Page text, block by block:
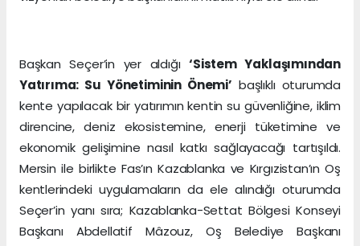
Başkan Seçer’in yer aldığı‘Sistem Yaklaşımından
Yatırıma: Su Yönetiminin Önemi’ başlıklı oturumda
kente yapılacak bir yatırımın kentin su güvenliğine, iklim
direncine, deniz ekosistemine, enerji tüketimine ve
ekonomik gelişimine nasıl katkı sağlayacağı tartışıldı.
Mersin ile birlikte Fas’ın Kazablanka ve Kırgızistan’ın Oş
kentlerindeki uygulamaların da ele alındığı oturumda
Seçer’in yanı sıra; Kazablanka-Settat Bölgesi Konseyi
Başkanı Abdellatif Mâzouz, Oş Belediye Başkanı